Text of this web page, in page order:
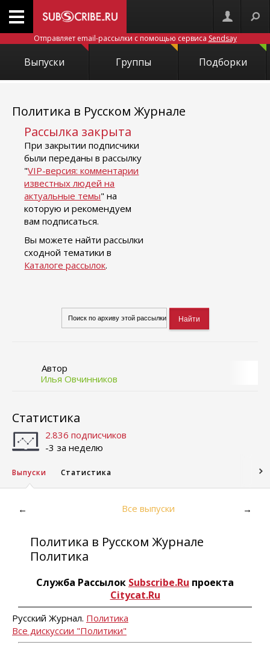
Отправляет email-рассылки с помощью сервиса Sendsay
Выпуски Группы Подборки
Политика в Русском Журнале
Рассылка закрыта
При закрытии подписчики
были переданы в рассылку
"VIP-версия: комментарии
известных людей на
актуальные темы" на
которую и рекомендуем
вам подписаться.
Вы можете найти рассылки
сходной тематики в
Каталоге рассылок.
Автор
Илья Овчинников
Статистика
2.836 подписчиков
-3 за неделю
Выпуски Статистика
← Все выпуски →
Политика в Русском Журнале
Политика
Служба Рассылок Subscribe.Ru проекта
Citycat.Ru
Русский Журнал. Политика
Все дискуссии "Политики"